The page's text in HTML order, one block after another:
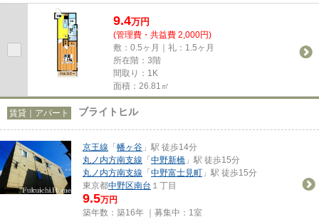
実した設備もオススメです(^...
9.4万円
(管理費・共益費 2,000円)
敷：0.5ヶ月｜礼：1.5ヶ月
所在階：3階
間取り：1K
面積：26.81㎡
賃貸｜アパート ブライトヒル
京王線 「幡ヶ谷 」駅 徒歩14分
丸ノ内方南支線 「中野新橋 」駅 徒歩15分
丸ノ内方南支線 「中野富士見町 」駅 徒歩15分
東京都中野区南台 １丁目
9.5万円
築年数：築16年 ｜募集中： 1室